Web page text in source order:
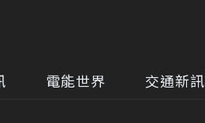
電能世界 交通新訊